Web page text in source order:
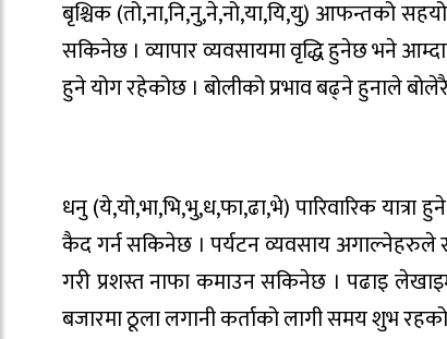
बृश्चिक (तो,ना,नि,नु,ने,नो,या,यि,यु) आफन्तको
सकिनेछ । व्यापार व्यवसायमा वृद्धि हुनेछ भने
हुने योग रहेकोछ । बोलीको प्रभाव बढ्ने हुनाले
धनु (ये,यो,भा,भि,भु,ध,फा,ढा,भे) पारिवारिक
कैद गर्न सकिनेछ । पर्यटन व्यवसाय अगाल्नेहरुले
गरी प्रशस्त नाफा कमाउन सकिनेछ । पढाइ
बजारमा ठूला लगानी कर्ताको लागी समय शुभ